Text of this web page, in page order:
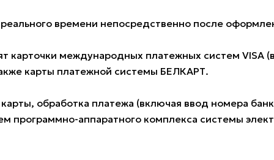
времени непосредственно после
международных платежных систем VISA
карты платежной системы БЕЛКАРТ.
обработка платежа (включая ввод номера
программно-аппаратного комплекса системы